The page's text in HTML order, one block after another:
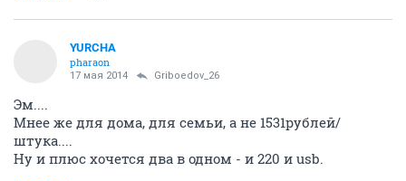
YURСНА
pharaon
17 мая 2014 Griboedov_26
Эм....
Мнее же для дома, для семьи, а не 1531рублей/
штука....
Ну и плюс хочется два в одном - и 220 и usb.